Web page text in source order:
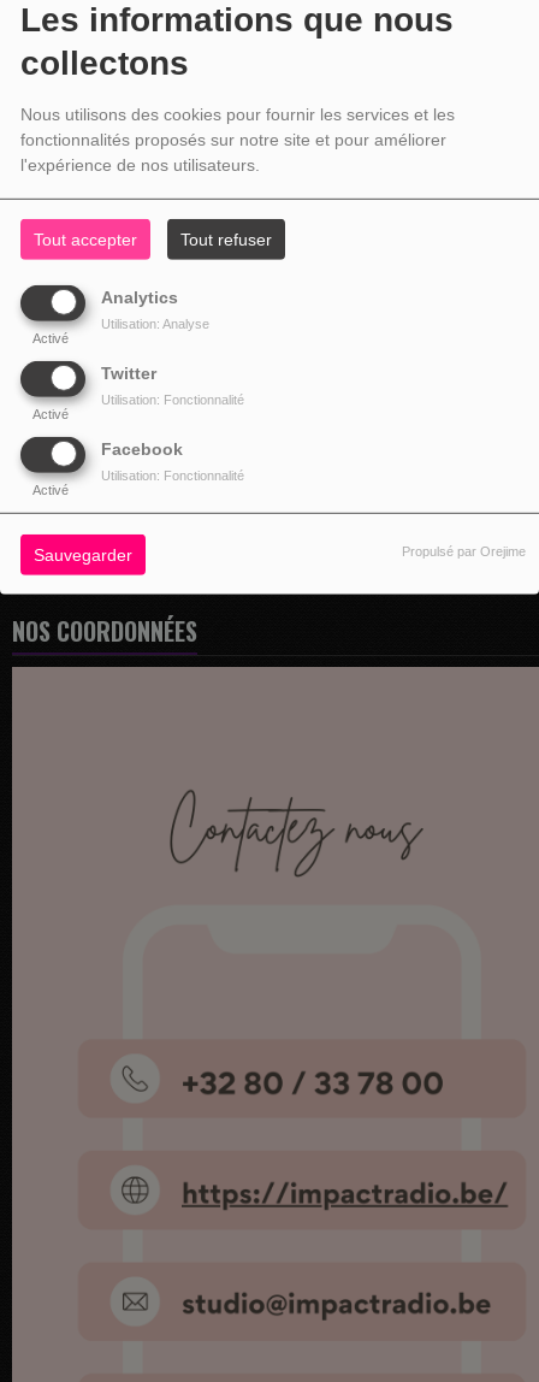
Les informations que nous
collectons
Nous utilisons des cookies pour fournir les services et les
fonctionnalités proposés sur notre site et pour améliorer
l'expérience de nos utilisateurs.
Tout accepter Tout refuser
Analytics
Activé
Utilisation: Analyse
Twitter
Activé
Utilisation: Fonctionnalité
Facebook
Activé
Utilisation: Fonctionnalité
Sauvegarder Propulsé par Orejime
NOS COORDONNÉES